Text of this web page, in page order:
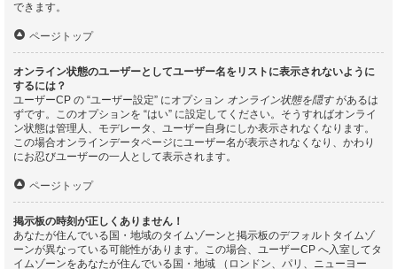
できます。
ページトップ
オンライン状態のユーザーとしてユーザー名をリストに表示されないように
するには？
ユーザーCP の “ユーザー設定” にオプション オンライン状態を隠すがあるは
ずです。このオプションを “はい” に設定してください。そうすればオンライ
ン状態は管理人、モデレータ、ユーザー自身にしか表示されなくなります。
この場合オンラインデータページにユーザー名が表示されなくなり、かわり
にお忍びユーザーの一人として表示されます。
ページトップ
掲示板の時刻が正しくありません！
あなたが住んでいる国・地域のタイムゾーンと掲示板のデフォルトタイムゾ
ーンが異なっている可能性があります。この場合、ユーザーCP へ入室してタ
イムゾーンをあなたが住んでいる国・地域 （ロンドン、パリ、ニューヨー